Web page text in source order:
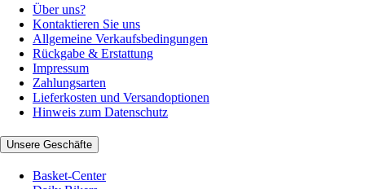
Über uns?
Kontaktieren Sie uns
Allgemeine Verkaufsbedingungen
Rückgabe & Erstattung
Impressum
Zahlungsarten
Lieferkosten und Versandoptionen
Hinweis zum Datenschutz
Unsere Geschäfte
Basket-Center